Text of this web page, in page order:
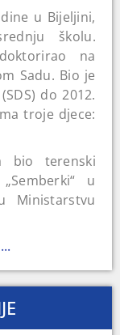
u Bijeljini,
školu.
na
Sadu. Bio je
do 2012.
troje djece:
bio terenski
u
a potom i
Godinu dana
je i ministar u
za poslanika